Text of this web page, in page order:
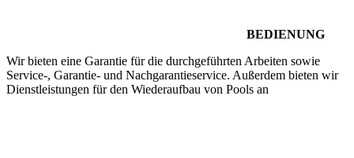
BEDIENUNG
Wir bieten eine Garantie für die durchgeführten Arbeiten sowie
Service-, Garantie- und Nachgarantieservice. Außerdem bieten wir
Dienstleistungen für den Wiederaufbau von Pools an